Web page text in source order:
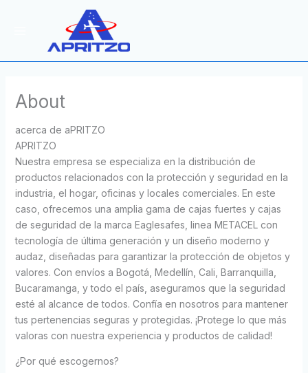
About
acerca de aPRITZO
APRITZO
Nuestra empresa se especializa en la distribución de
productos relacionados con la protección y seguridad en la
industria, el hogar, oficinas y locales comerciales. En este
caso, ofrecemos una amplia gama de cajas fuertes y cajas
de seguridad de la marca Eaglesafes, linea METACEL con
tecnología de última generación y un diseño moderno y
audaz, diseñadas para garantizar la protección de objetos y
valores. Con envíos a Bogotá, Medellín, Cali, Barranquilla,
Bucaramanga, y todo el país, aseguramos que la seguridad
esté al alcance de todos. Confía en nosotros para mantener
tus pertenencias seguras y protegidas. ¡Protege lo que más
valoras con nuestra experiencia y productos de calidad!
¿Por qué escogernos?